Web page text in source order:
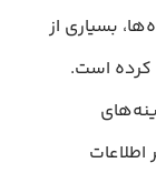
بسیاری از
کرده است.